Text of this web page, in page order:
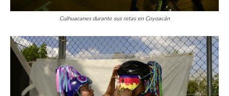
Culhuacanes durante sus retas en Coyoacán